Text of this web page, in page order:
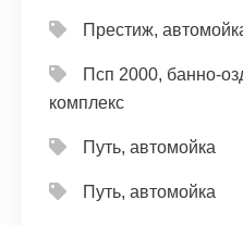
Престиж,
Псп 2000, банно-
комплекс
Путь, автомойка
Путь, автомойка